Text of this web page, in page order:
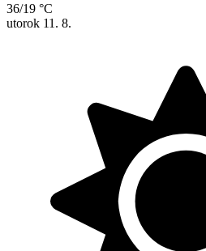
36/19 °C
utorok 11. 8.